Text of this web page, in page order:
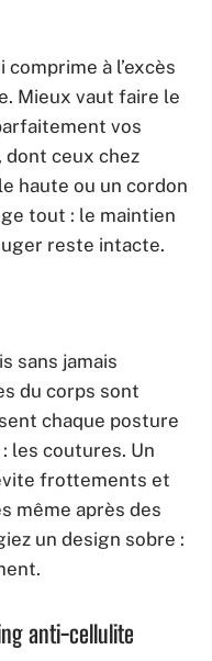
à l’excès
Mieux vaut faire le
vos
dont ceux chez
haute ou un cordon
tout : le maintien
reste intacte.
sans jamais
du corps sont
chaque posture
les coutures. Un
frottements et
même après des
un design sobre :
anti-cellulite